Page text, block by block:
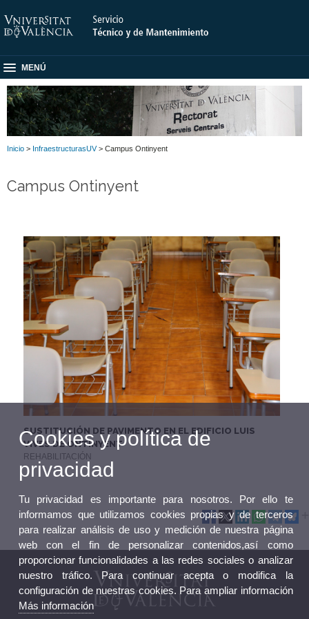
MENÚ
Inicio > InfraestructurasUV> Campus Ontinyent
Campus Ontinyent
SUSTITUCIÓN DE PAVIMENTO EN EL EDIFICIO LUIS
VIVES DE ONTINYENT
REHABILITACIÓN
Cookies y política de
privacidad
Tu privacidad es importante para nosotros. Por ello te
informamos que utilizamos cookies propias y de terceros
para realizar análisis de uso y medición de nuestra página
web con el fin de personalizar contenidos,así como
proporcionar funcionalidades a las redes sociales o analizar
nuestro tráfico. Para continuar acepta o modifica la
configuración de nuestras cookies. Para ampliar información
Más información